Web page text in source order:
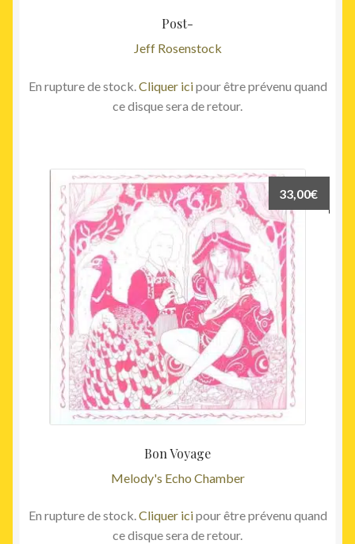
Post-
Jeff Rosenstock
En rupture de stock. Cliquer icipour être prévenu quand
ce disque sera de retour.
Bon Voyage
Melody's Echo Chamber
33,00€
En rupture de stock.Cliquer icipour être prévenu quand
ce disque sera de retour.